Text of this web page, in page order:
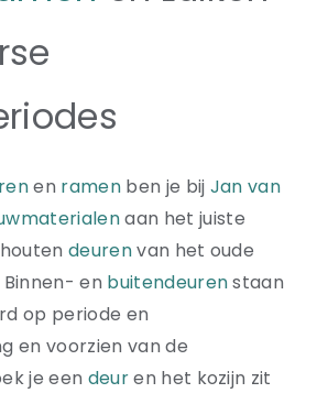
en ramen ben je bij Jan van
aan het juiste
houtendeurenvan het oude
en buitendeurenstaan
op periode en
en voorzien van de
je een deuren het kozijn zit